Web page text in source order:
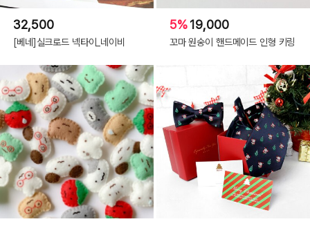
32,500
[베네]실크로드 넥타이_네이비
5%19,000
꼬마 원숭이 핸드메이드 인형 키링